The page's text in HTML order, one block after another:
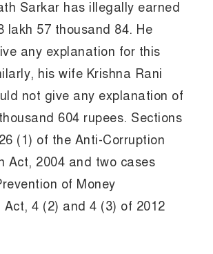
Sarkar has illegally earned
lakh 57 thousand 84. He
any explanation for this
his wife Krishna Rani
not give any explanation of
604 rupees. Sections
(1) of the Anti-Corruption
Act, 2004 and two cases
of Money
Act, 4 (2) and 4 (3) of 2012